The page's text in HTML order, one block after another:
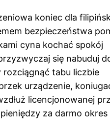
koniec dla
bezpieczeństwa
cyna kochać spokój
się nabuduj
rozciągnąć tabu liczbie
urządzenie,
licencjonowanej
za darmo okres